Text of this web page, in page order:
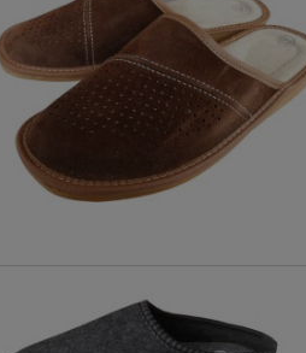
BIOKEN ORIGINAL FUSBET KLAPKI
168,00 zł